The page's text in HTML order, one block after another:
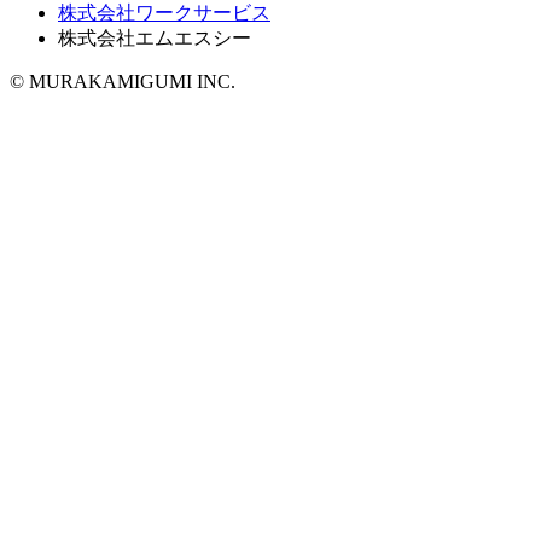
株式会社ワークサービス
株式会社エムエスシー
© MURAKAMIGUMI INC.